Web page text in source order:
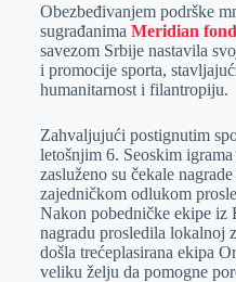
p
p
lObezbeđivanjem podrške
sugrađanima Meridian
savezom Srbije nastavila
i promocije sporta,
humanitarnost i filantropiju.
Zahvaljujući postignutim
letošnjim 6. Seoskim
zasluženo su čekale
zajedničkom odlukom
Nakon pobedničke ekipe iz
nagradu prosledila lokalnoj
došla trećeplasirana ekipa
veliku želju da pomogne